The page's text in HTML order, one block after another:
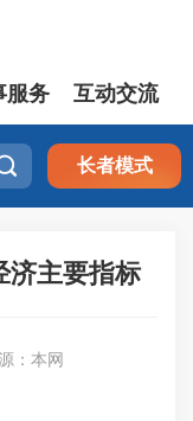
服务 互动交流
长者模式
济主要指标
：本网